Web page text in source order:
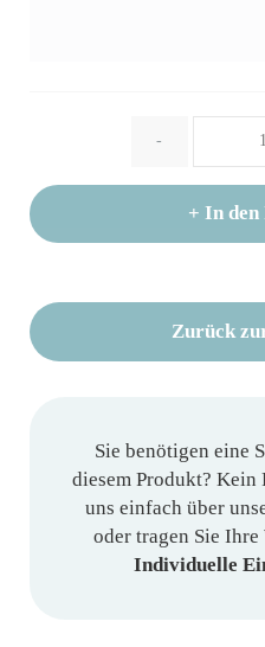
-
+ In
Zurück
Sie benötigen eine
diesem Produkt? Kein
uns einfach über
oder tragen Sie
Individuelle